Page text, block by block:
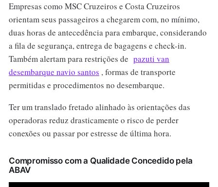
Empresas como MSC Cruzeiros e Costa Cruzeiros
orientam seus passageiros a chegarem com, no mínimo,
duas horas de antecedência para embarque, considerando
a fila de segurança, entrega de bagagens e check-in.
Também alertam para restrições de pazuti van
desembarque navio santos , formas de transporte
permitidas e procedimentos no desembarque.
Ter um translado fretado alinhado às orientações das
operadoras reduz drasticamente o risco de perder
conexões ou passar por estresse de última hora.
Compromisso com a Qualidade Concedido pela
ABAV